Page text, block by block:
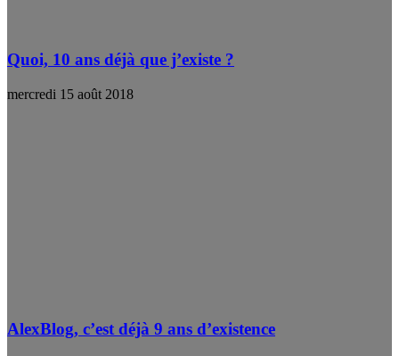
Quoi, 10 ans déjà que j’existe ?
mercredi 15 août 2018
AlexBlog, c’est déjà 9 ans d’existence